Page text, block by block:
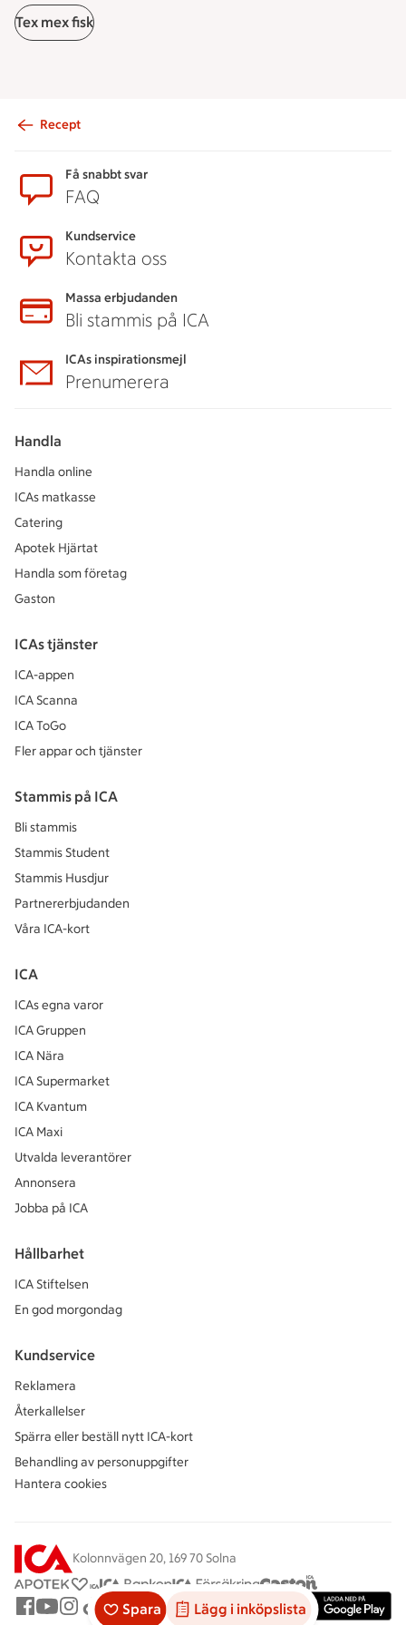
Spara Lägg i inköpslista
Tex mex fisk
Recept
Få snabbt svar
FAQ
Kundservice
Kontakta oss
Massa erbjudanden
Bli stammis på ICA
ICAs inspirationsmejl
Prenumerera
Handla
Handla online
ICAs matkasse
Catering
Apotek Hjärtat
Handla som företag
Gaston
ICAs tjänster
ICA-appen
ICA Scanna
ICA ToGo
Fler appar och tjänster
Stammis på ICA
Bli stammis
Stammis Student
Stammis Husdjur
Partnererbjudanden
Våra ICA-kort
ICA
ICAs egna varor
ICA Gruppen
ICA Nära
ICA Supermarket
ICA Kvantum
ICA Maxi
Utvalda leverantörer
Annonsera
Jobba på ICA
Hållbarhet
ICA Stiftelsen
En god morgondag
Kundservice
Reklamera
Återkallelser
Spärra eller beställ nytt ICA-kort
Behandling av personuppgifter
Hantera cookies
Kolonnvägen 20, 169 70 Solna